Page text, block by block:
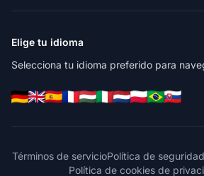
Elige tu idioma
Selecciona tu idioma preferido para
Términos de servicioPolítica de seguridad
Política de cookies de